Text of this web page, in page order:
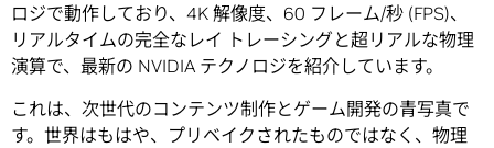
ロジで動作しており、4K 解像度、60 フレーム/秒 (FPS)、
リアルタイムの完全なレイ トレーシングと超リアルな物理
演算で、最新の NVIDIA テクノロジを紹介しています。
これは、次世代のコンテンツ制作とゲーム開発の青写真で
す。世界はもはや、プリベイクされたものではなく、物理